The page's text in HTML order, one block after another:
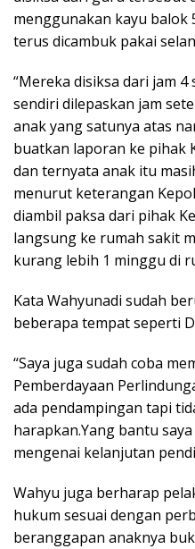
menggunakan kayu balok
terus dicambuk pakai
“Mereka disiksa dari jam
sendiri dilepaskan jam
anak yang satunya atas
buatkan laporan ke pihak
dan ternyata anak itu
menurut keterangan
diambil paksa dari pihak
langsung ke rumah sakit
kurang lebih 1 minggu di
Kata Wahyunadi sudah
beberapa tempat seperti
“Saya juga sudah coba
Pemberdayaan
ada pendampingan tapi
harapkan.Yang bantu
mengenai kelanjutan
Wahyu juga berharap
hukum sesuai dengan
beranggapan anaknya